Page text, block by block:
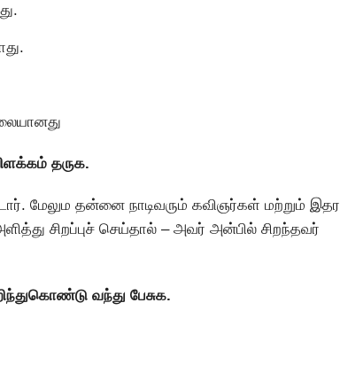
தருக.
மேலும தன்னை நாடிவரும் கவிஞர்கள் மற்றும் இதர
சிறப்புச் செய்தால் – அவர் அன்பில் சிறந்தவர்
வந்து பேசுக.